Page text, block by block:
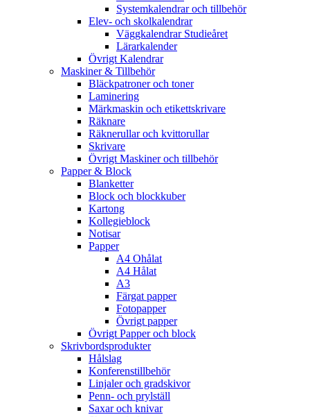
Systemkalendrar och tillbehör
Elev- och skolkalendrar
Väggkalendrar Studieåret
Lärarkalender
Övrigt Kalendrar
Maskiner & Tillbehör
Bläckpatroner och toner
Laminering
Märkmaskin och etikettskrivare
Räknare
Räknerullar och kvittorullar
Skrivare
Övrigt Maskiner och tillbehör
Papper & Block
Blanketter
Block och blockkuber
Kartong
Kollegieblock
Notisar
Papper
A4 Ohålat
A4 Hålat
A3
Färgat papper
Fotopapper
Övrigt papper
Övrigt Papper och block
Skrivbordsprodukter
Hålslag
Konferenstillbehör
Linjaler och gradskivor
Penn- och prylställ
Saxar och knivar